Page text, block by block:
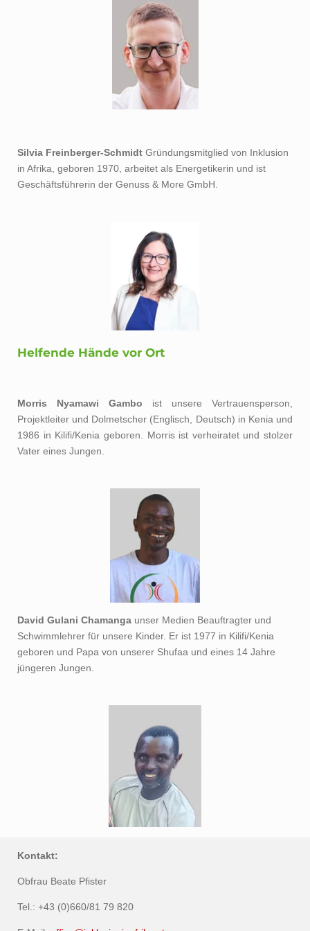
Silvia Freinberger-Schmidt Gründungsmitglied von Inklusion
in Afrika, geboren 1970, arbeitet als Energetikerin und ist
Geschäftsführerin der Genuss & More GmbH.
Helfende Hände vor Ort
Morris Nyamawi Gambo ist unsere Vertrauensperson,
Projektleiter und Dolmetscher (Englisch, Deutsch) in Kenia und
1986 in Kilifi/Kenia geboren. Morris ist verheiratet und stolzer
Vater eines Jungen.
David Gulani Chamanga unser Medien Beauftragter und
Schwimmlehrer für unsere Kinder. Er ist 1977 in Kilifi/Kenia
geboren und Papa von unserer Shufaa und eines 14 Jahre
jüngeren Jungen.
Kontakt:
Obfrau Beate Pfister
Tel.: +43 (0)660/81 79 820